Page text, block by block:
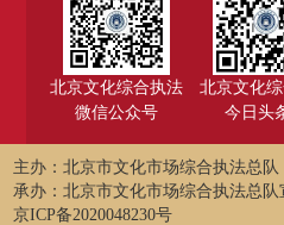
北京文化综合执法
微信公众号
北京文化
今日头
主办：北京市文化市场综合执法总队
承办：北京市文化市场综合执法总
京ICP备2020048230号